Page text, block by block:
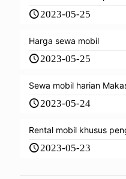
2023-05-25
Harga sewa mobil
2023-05-25
Sewa mobil harian
2023-05-24
Rental mobil khusus
2023-05-23